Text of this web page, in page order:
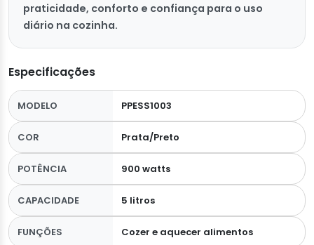
praticidade, conforto e confiança para o uso
diário na cozinha.
Especificações
MODELO PPESS1003
COR Prata/Preto
POTÊNCIA 900 watts
CAPACIDADE 5 litros
FUNÇÕES Cozer e aquecer alimentos